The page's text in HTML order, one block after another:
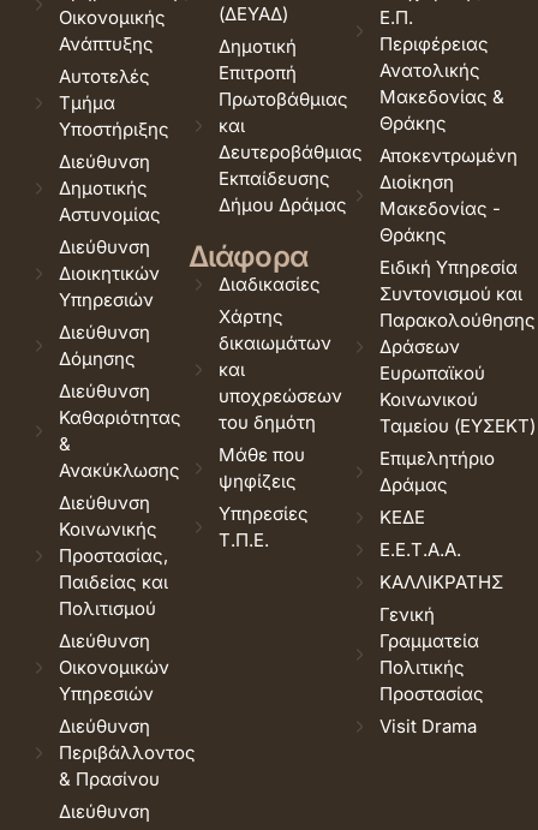
Οικονομικής
Ανάπτυξης
Αυτοτελές
Τμήμα
Υποστήριξης
Διεύθυνση
Δημοτικής
Αστυνομίας
Διεύθυνση
Διοικητικών
Υπηρεσιών
Διεύθυνση
Δόμησης
Διεύθυνση
Καθαριότητας
&
Ανακύκλωσης
Διεύθυνση
Κοινωνικής
Προστασίας,
Παιδείας και
Πολιτισμού
Διεύθυνση
Οικονομικών
Υπηρεσιών
Διεύθυνση
Περιβάλλοντος
& Πρασίνου
Διεύθυνση
(ΔΕΥΑΔ)
Δημοτική
Επιτροπή
Πρωτοβάθμιας
και
Δευτεροβάθμιας
Εκπαίδευσης
Δήμου Δράμας
Διάφορα
Διαδικασίες
Χάρτης
δικαιωμάτων
και
υποχρεώσεων
του δημότη
Μάθε που
ψηφίζεις
Υπηρεσίες
Τ.Π.Ε.
Ε.Π.
Περιφέρειας
Ανατολικής
Μακεδονίας &
Θράκης
Αποκεντρωμένη
Διοίκηση
Μακεδονίας -
Θράκης
Ειδική Υπηρεσία
Συντονισμού και
Παρακολούθησης
Δράσεων
Ευρωπαϊκού
Κοινωνικού
Ταμείου (ΕΥΣΕΚΤ)
Επιμελητήριο
Δράμας
ΚΕΔΕ
Ε.Ε.Τ.Α.Α.
ΚΑΛΛΙΚΡΑΤΗΣ
Γενική
Γραμματεία
Πολιτικής
Προστασίας
Visit Drama